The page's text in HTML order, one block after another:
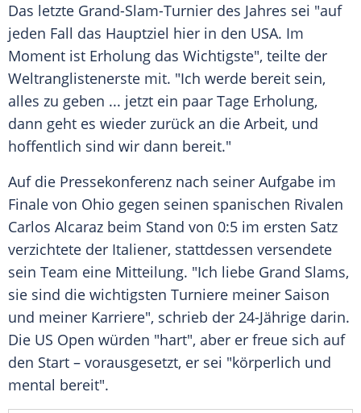
Das letzte Grand-Slam-Turnier des Jahres sei "auf
jeden Fall das Hauptziel hier in den USA. Im
Moment ist Erholung das Wichtigste", teilte der
Weltranglistenerste mit. "Ich werde bereit sein,
alles zu geben ... jetzt ein paar Tage Erholung,
dann geht es wieder zurück an die Arbeit, und
hoffentlich sind wir dann bereit."
Auf die Pressekonferenz nach seiner Aufgabe im
Finale von Ohio gegen seinen spanischen Rivalen
Carlos Alcaraz beim Stand von 0:5 im ersten Satz
verzichtete der Italiener, stattdessen versendete
sein Team eine Mitteilung. "Ich liebe Grand Slams,
sie sind die wichtigsten Turniere meiner Saison
und meiner Karriere", schrieb der 24-Jährige darin.
Die US Open würden "hart", aber er freue sich auf
den Start – vorausgesetzt, er sei "körperlich und
mental bereit".